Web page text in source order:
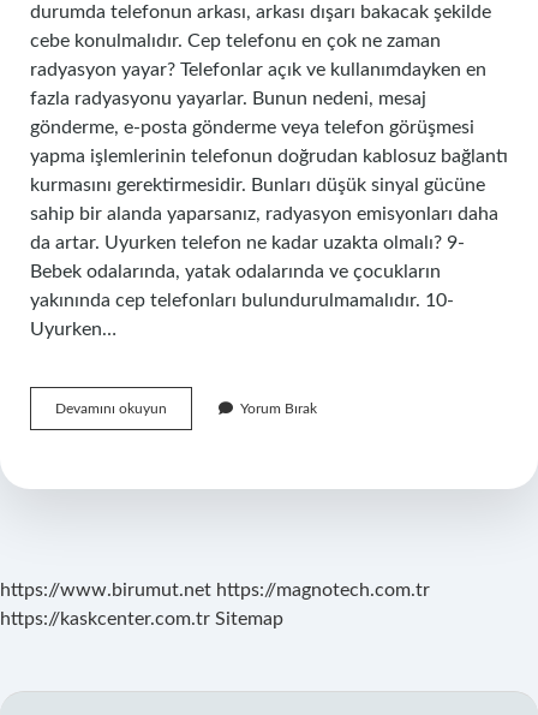
durumda telefonun arkası, arkası dışarı bakacak şekilde
cebe konulmalıdır. Cep telefonu en çok ne zaman
radyasyon yayar? Telefonlar açık ve kullanımdayken en
fazla radyasyonu yayarlar. Bunun nedeni, mesaj
gönderme, e-posta gönderme veya telefon görüşmesi
yapma işlemlerinin telefonun doğrudan kablosuz bağlantı
kurmasını gerektirmesidir. Bunları düşük sinyal gücüne
sahip bir alanda yaparsanız, radyasyon emisyonları daha
da artar. Uyurken telefon ne kadar uzakta olmalı? 9-
Bebek odalarında, yatak odalarında ve çocukların
yakınında cep telefonları bulundurulmamalıdır. 10-
Uyurken…
Devamını okuyun Telefonu
Cepte
Mı
Yorum Bırak
https://www.birumut.net https://magnotech.com.tr
https://kaskcenter.com.tr Sitemap